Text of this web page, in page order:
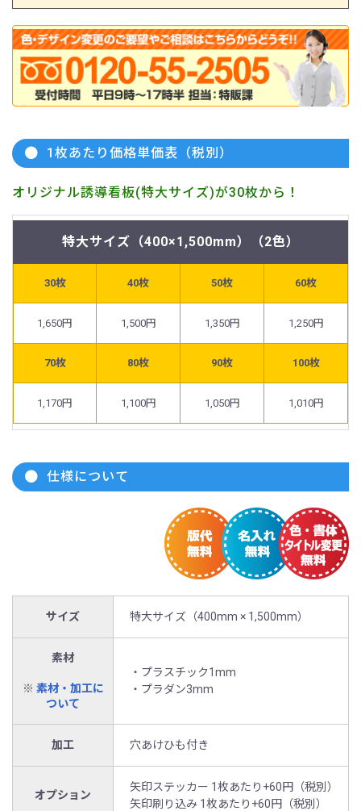
1枚あたり価格単価表（税別）
オリジナル誘導看板(特大サイズ)が30枚から！
特大サイズ（400×1,500mm）（2色）
30枚 40枚 50枚 60枚
1,650円 1,500円 1,350円 1,250円
70枚 80枚 90枚 100枚
1,170円 1,100円 1,050円 1,010円
仕様について
サイズ 特大サイズ（400mm × 1,500mm）
素材
※ 素材・加工に
ついて
・プラスチック1mm
・プラダン3mm
加工 穴あけひも付き
オプション
矢印ステッカー 1枚あたり+60円（税別）
矢印刷り込み 1枚あたり+60円（税別）